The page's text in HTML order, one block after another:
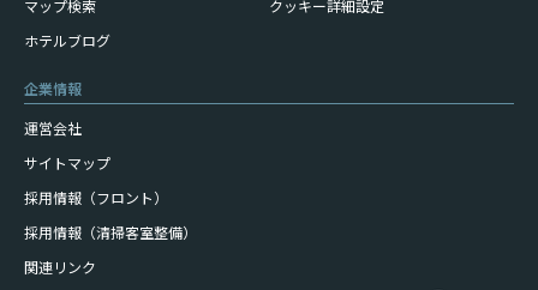
マップ検索
ホテルブログ
クッキー詳細設定
企業情報
運営会社
サイトマップ
採用情報（フロント）
採用情報（清掃客室整備）
関連リンク